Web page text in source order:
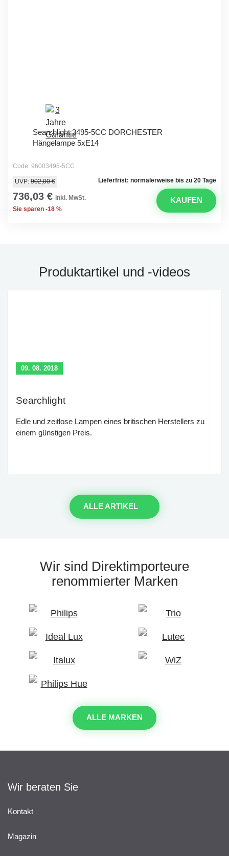
Searchlight 3495-5CC DORCHESTER
Hängelampe 5xE14
Code: 96003495-5CC
Lieferfrist: normalerweise bis zu 20 Tage
UVP: 902,00 €
736,03 € inkl. MwSt.
Sie sparen -18 %
KAUFEN
Produktartikel und -videos
09. 08. 2018
Searchlight
Edle und zeitlose Lampen eines britischen Herstellers zu
einem günstigen Preis.
ALLE ARTIKEL
Wir sind Direktimporteure
renommierter Marken
ALLE MARKEN
Wir beraten Sie
Kontakt
Magazin